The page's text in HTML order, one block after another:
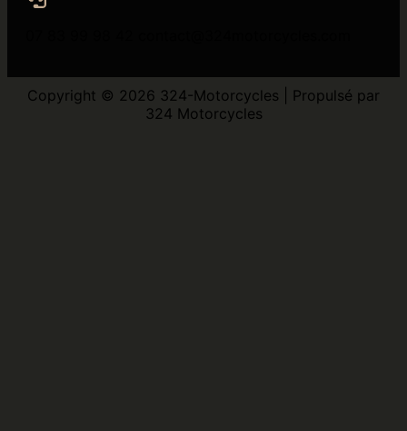
Copyright © 2026 324-Motorcycles | Propulsé par
324 Motorcycles